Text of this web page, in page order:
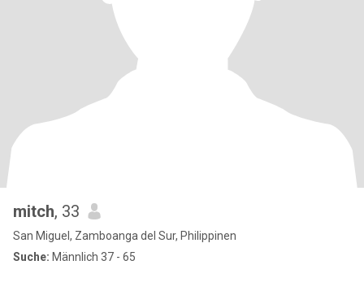
mitch, 33
San Miguel, Zamboanga del Sur, Philippinen
Suche: Männlich 37 - 65